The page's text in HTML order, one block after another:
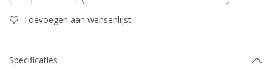
Toevoegen aan wensenlijst
Specificaties